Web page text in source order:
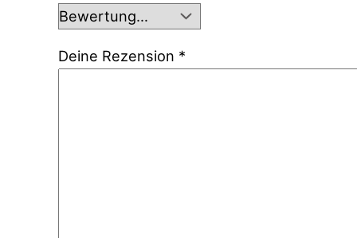
Deine Rezension *